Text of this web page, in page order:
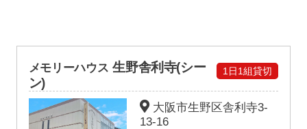
メモリーハウス 生野舎利寺(シー
ン)
1日1組貸切
大阪市生野区舎利寺3-
13-16